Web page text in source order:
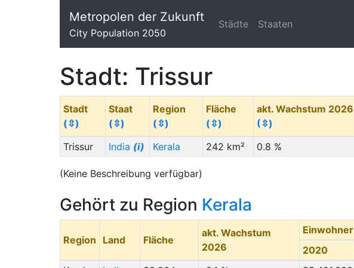
Metropolen der Zukunft
City Population 2050
Städte Staaten
Stadt: Trissur
Stadt
(⇳)
Staat
(⇳)
Region
(⇳)
Fläche
(⇳)
akt. Wachstum 2026
(⇳)
Trissur
India (i) Kerala 242 km² 0.8 %
(Keine Beschreibung verfügbar)
Gehört zu Region Kerala
Region Land Fläche
akt. Wachstum
2026
Einwohner
2020